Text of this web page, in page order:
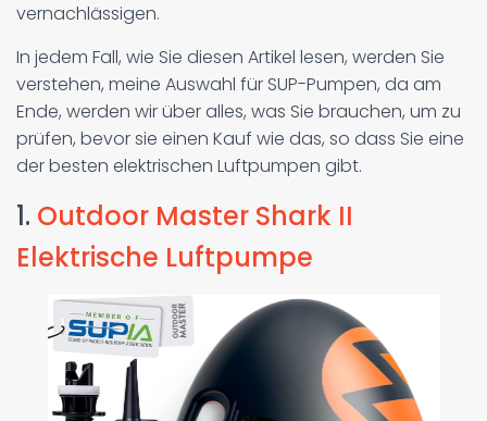
vernachlässigen.
In jedem Fall, wie Sie diesen Artikel lesen, werden Sie
verstehen, meine Auswahl für SUP-Pumpen, da am
Ende, werden wir über alles, was Sie brauchen, um zu
prüfen, bevor sie einen Kauf wie das, so dass Sie eine
der besten elektrischen Luftpumpen gibt.
1. Outdoor Master Shark II
Elektrische Luftpumpe